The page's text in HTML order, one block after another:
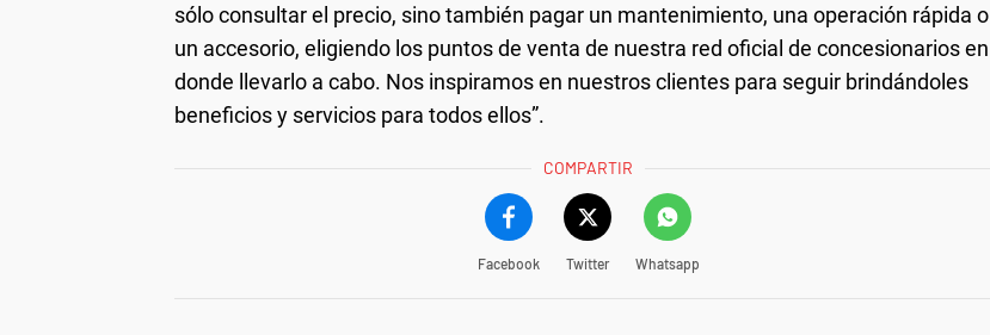
sólo consultar el precio, sino también pagar un mantenimiento, una operación rápida o
un accesorio, eligiendo los puntos de venta de nuestra red oficial de concesionarios en
donde llevarlo a cabo. Nos inspiramos en nuestros clientes para seguir brindándoles
beneficios y servicios para todos ellos”.
COMPARTIR
Facebook Twitter Whatsapp